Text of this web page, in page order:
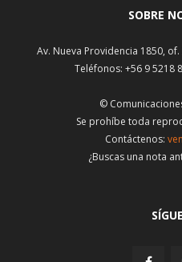
SOBRE
Av. Nueva Providencia 1850,
Teléfonos: +56 9 5218
©
Se prohíbe toda
Contáctenos:
¿Buscas una nota